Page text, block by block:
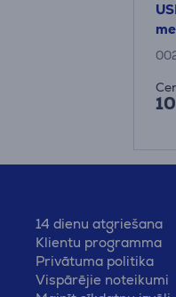
14 dienu atgriešana
Klientu programma
Privātuma politika
Vispārējie noteikumi